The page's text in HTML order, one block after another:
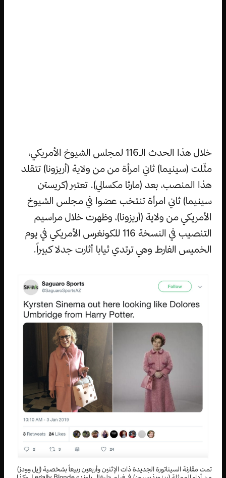
خلال هذا الحدث الـ116 لمجلس الشيوخ الأمريكي،
مثّلت (سينيما) ثاني امرأة من من ولاية (أريزونا) تتقلد
هذا المنصب، بعد (مارثا مكسالي). تعتبر (كريستن
سينيما) ثاني امرأة تنتخب عضوا في مجلس الشيوخ
الأمريكي من ولاية (أريزونا)، وظهرت خلال مراسيم
التنصيب في النسخة 116 للكونغرس الأمريكي في يوم
الخميس الفارط وهي ترتدي ثيابا أثارت جدلا كبيراً.
تمت مقارنة السيناتورة الجديدة ذات الإثنين وأربعين ربيعاً بشخصية (إيل وودز)